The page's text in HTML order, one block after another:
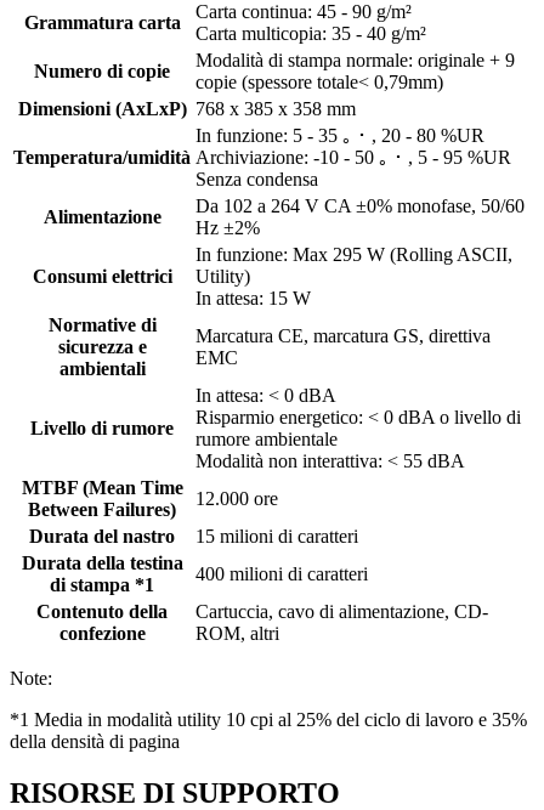
Grammatura carta
Carta continua: 45 - 90 g/m²
Carta multicopia: 35 - 40 g/m²
Numero di copie
Modalità di stampa normale: originale + 9
copie (spessore totale< 0,79mm)
Dimensioni (AxLxP) 768 x 385 x 358 mm
Temperatura/umidità
In funzione: 5 - 35 ｡・, 20 - 80 %UR
Archiviazione: -10 - 50 ｡・, 5 - 95 %UR
Senza condensa
Alimentazione
Da 102 a 264 V CA ±0% monofase, 50/60
Hz ±2%
Consumi elettrici
In funzione: Max 295 W (Rolling ASCII,
Utility)
In attesa: 15 W
Normative di
sicurezza e
ambientali
Marcatura CE, marcatura GS, direttiva
EMC
Livello di rumore
In attesa: < 0 dBA
Risparmio energetico: < 0 dBA o livello di
rumore ambientale
Modalità non interattiva: < 55 dBA
MTBF (Mean Time
Between Failures)
12.000 ore
Durata del nastro
15 milioni di caratteri
Durata della testina
di stampa *1
400 milioni di caratteri
Contenuto della
confezione
Cartuccia, cavo di alimentazione, CD-
ROM, altri
Note:
*1 Media in modalità utility 10 cpi al 25% del ciclo di lavoro e 35%
della densità di pagina
RISORSE DI SUPPORTO